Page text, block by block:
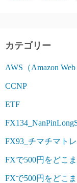
カテゴリー
AWS（Amazon Web
CCNP
ETF
FX93_チマチマト
FXで500円をどこ
FXで500円をどこ